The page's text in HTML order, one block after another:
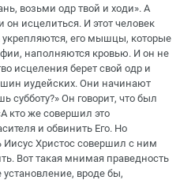
возьми одр твой и ходи». А
исцелиться. И этот человек
его мышцы, которые
наполняются кровью. И он не
исцеления берет свой одр и
иудейских. Они начинают
субботу?» Он говорит, что был
кто же совершил это
и обвинить Его. Но
Иисус Христос совершил с ним
Вот такая мнимая праведность
вроде бы,